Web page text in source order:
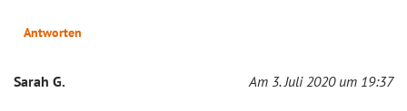
Antworten
Sarah G. Am 3. Juli 2020 um 19:37